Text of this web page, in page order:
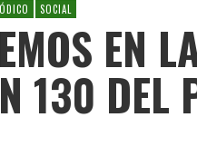
SOCIAL
EN
130 DEL